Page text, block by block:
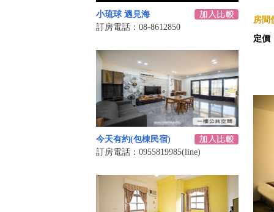
小琉球 遇見海
訂房電話：08-8612850
今天有約(包棟民宿)
訂房電話：0955819985(line)
房間
定價